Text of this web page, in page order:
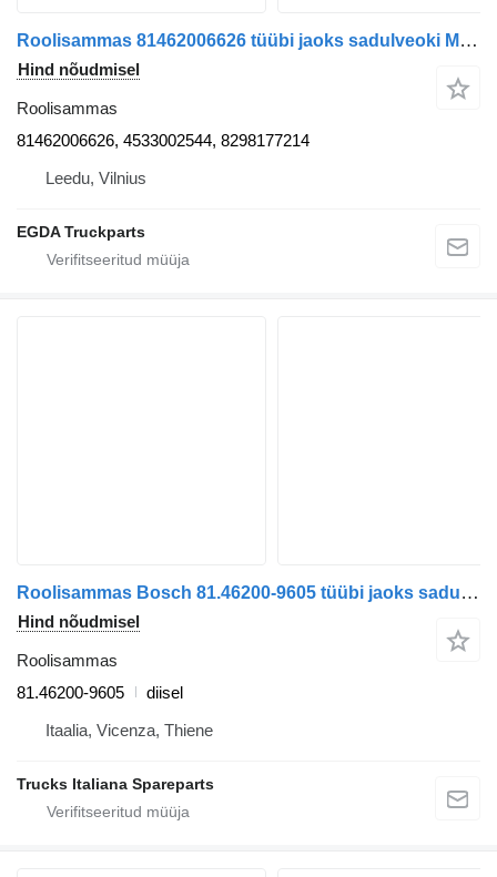
Roolisammas 81462006626 tüübi jaoks sadulveoki MAN TG3
Hind nõudmisel
Roolisammas
81462006626, 4533002544, 8298177214
Leedu, Vilnius
EGDA Truckparts
Roolisammas Bosch 81.46200-9605 tüübi jaoks sadulveoki MAN TGX euro 6
Hind nõudmisel
Roolisammas
81.46200-9605
diisel
Itaalia, Vicenza, Thiene
Trucks Italiana Spareparts